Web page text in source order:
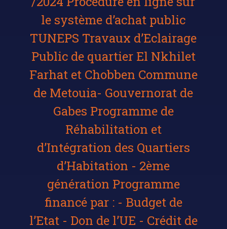
le système d’achat public
TUNEPS Travaux d’Eclairage
Public de quartier El Nkhilet
Farhat et Chobben Commune
de Metouia- Gouvernorat de
Gabes Programme de
Réhabilitation et
d’Intégration des Quartiers
d’Habitation - 2ème
génération Programme
financé par : - Budget de
l’Etat - Don de l’UE - Crédit de